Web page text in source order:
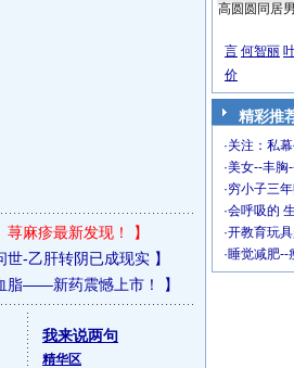
荨麻疹最新发现！
】
世-乙肝转阴已成现实】
脂——新药震憾上市！ 】
我来说两句
精华区
高圆圆同居
言 何智丽
价
精彩推
·关注：私
·美女--丰胸
·穷小子三
·会呼吸的
·开教育玩
·睡觉减肥--